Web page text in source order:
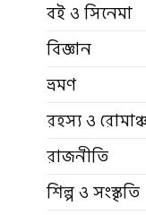
বই ও সিনেমা
বিজ্ঞান
ভ্রমণ
রহস্য ও রোমাঞ্চ
রাজনীতি
শিল্প ও সংস্কৃতি